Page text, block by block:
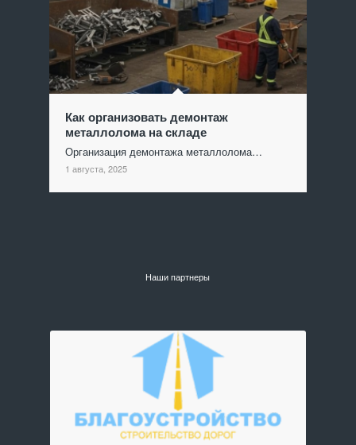
Как организовать демонтаж
металлолома на складе
Организация демонтажа металлолома…
1 августа, 2025
Наши партнеры